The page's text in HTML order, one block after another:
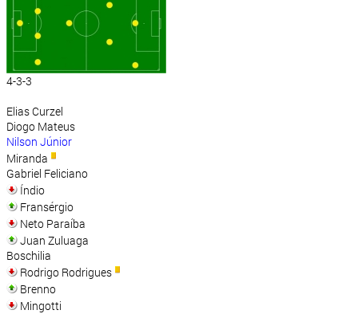
4-3-3
Elias Curzel
Diogo Mateus
Nilson Júnior
Miranda
Gabriel Feliciano
Índio
Fransérgio
Neto Paraíba
Juan Zuluaga
Boschilia
Rodrigo Rodrigues
Brenno
Mingotti